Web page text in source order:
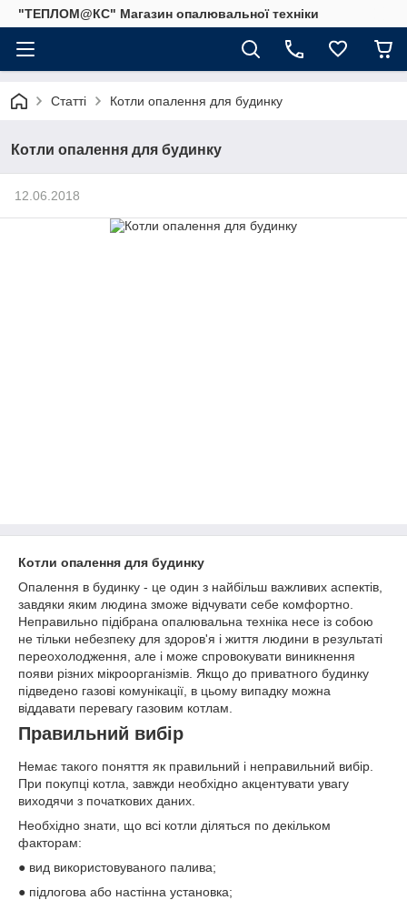
"ТЕПЛОМ@КС" Магазин опалювальної техніки
Статті Котли опалення для будинку
Котли опалення для будинку
12.06.2018
Котли опалення для будинку
Опалення в будинку - це один з найбільш важливих аспектів,
завдяки яким людина зможе відчувати себе комфортно.
Неправильно підібрана опалювальна техніка несе із собою
не тільки небезпеку для здоров'я і життя людини в результаті
переохолодження, але і може спровокувати виникнення
появи різних мікроорганізмів. Якщо до приватного будинку
підведено газові комунікації, в цьому випадку можна
віддавати перевагу газовим котлам.
Правильний вибір
Немає такого поняття як правильний і неправильний вибір.
При покупці котла, завжди необхідно акцентувати увагу
виходячи з початкових даних.
Необхідно знати, що всі котли діляться по декільком
факторам:
● вид використовуваного палива;
● підлогова або настінна установка;